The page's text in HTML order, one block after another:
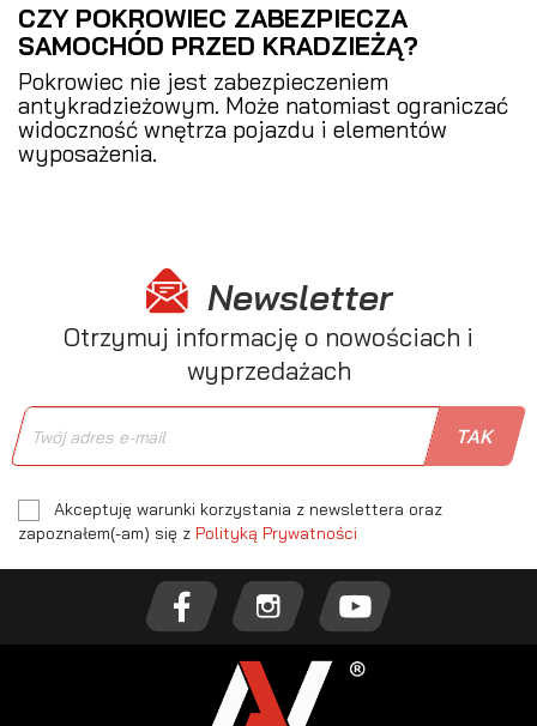
CZY POKROWIEC ZABEZPIECZA
SAMOCHÓD PRZED KRADZIEŻĄ?
Pokrowiec nie jest zabezpieczeniem
antykradzieżowym. Może natomiast ograniczać
widoczność wnętrza pojazdu i elementów
wyposażenia.
Newsletter
Otrzymuj informację o nowościach i
wyprzedażach
Akceptuję warunki korzystania z newslettera oraz
zapoznałem(-am) się z Polityką Prywatności